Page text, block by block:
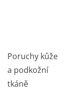
Poruchy kůže
a podkožní
tkáně